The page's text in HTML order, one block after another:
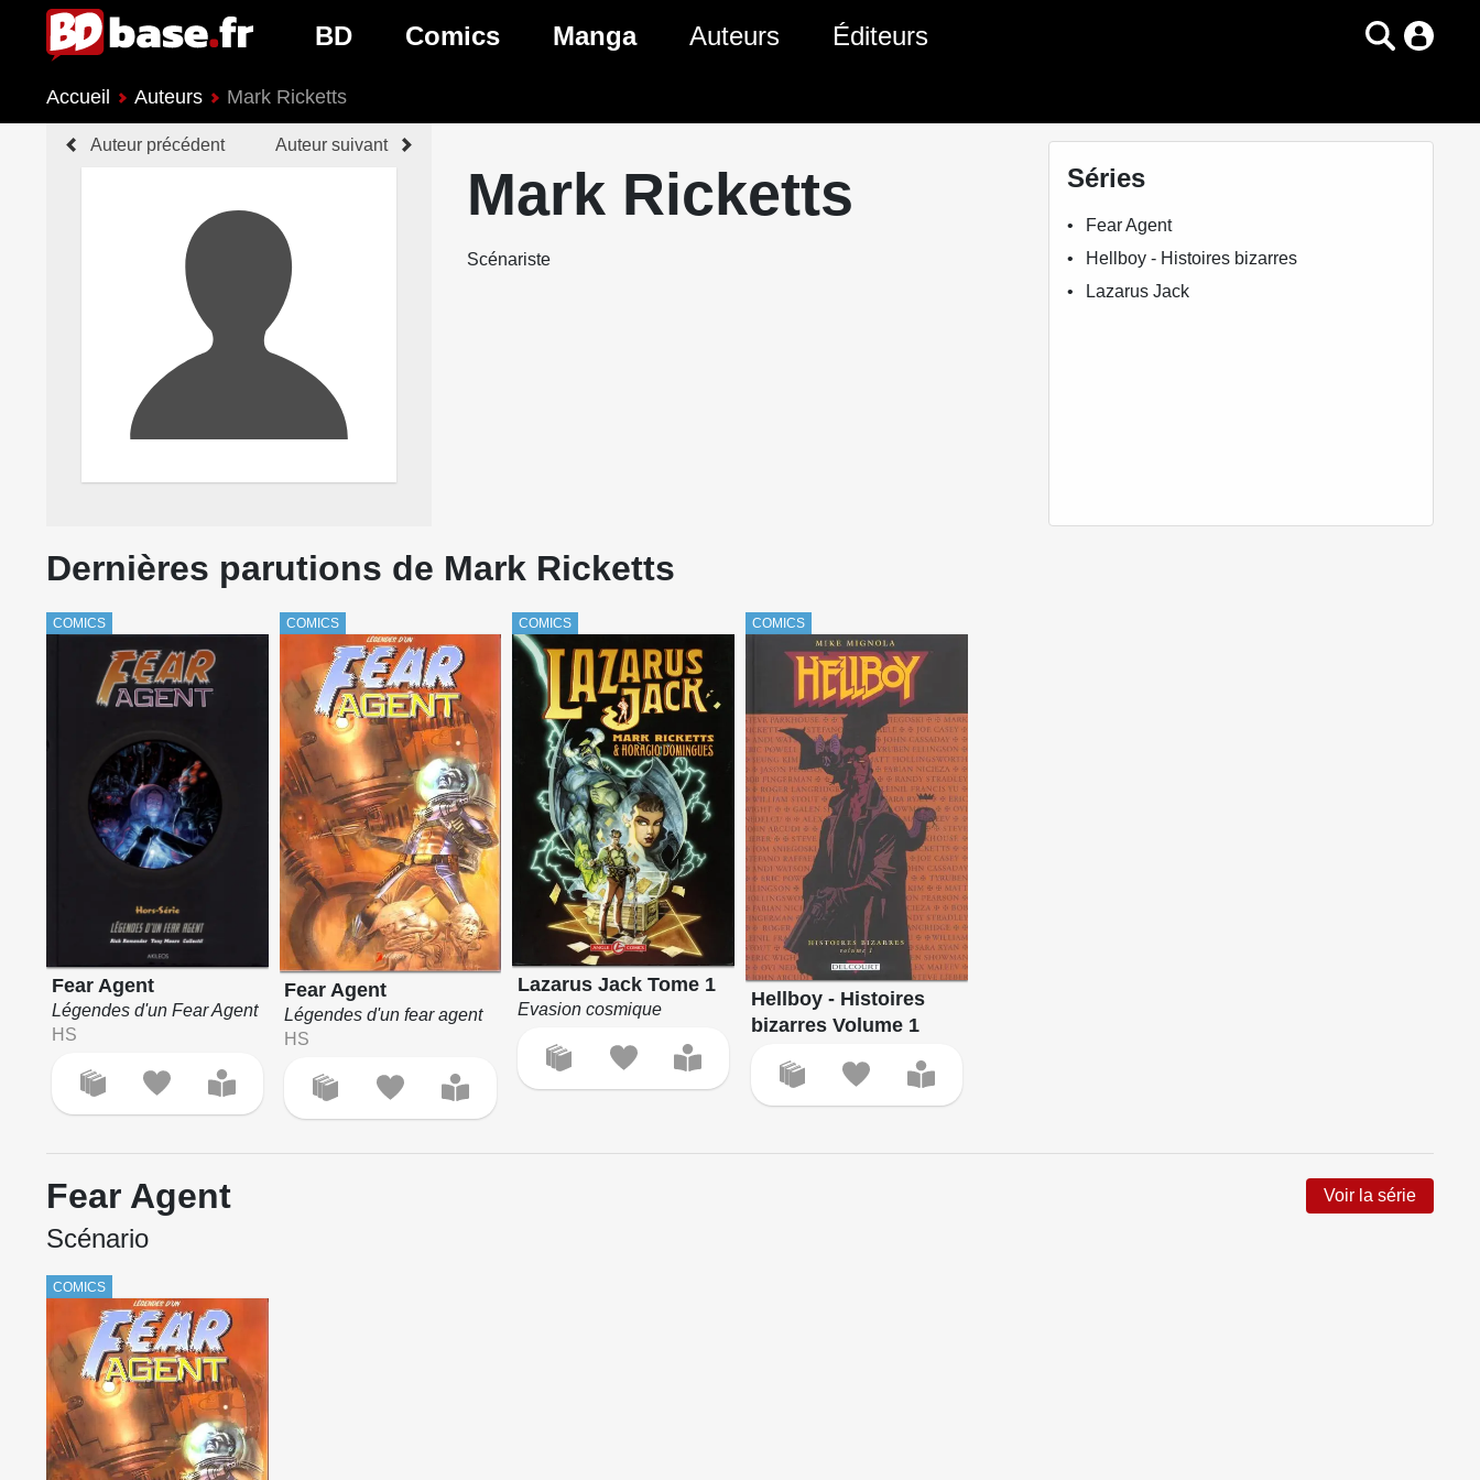
BD
Nouveautés BD
Prochaines sorties BD
Comics
Genres Comics
Manga
Genres Manga
Auteurs Éditeurs
Accueil Auteurs Mark Ricketts
Auteur précédent Auteur suivant
Mark Ricketts
Scénariste
Séries
Fear Agent
Hellboy - Histoires bizarres
Lazarus Jack
Dernières parutions de Mark Ricketts
COMICS
Fear Agent
Légendes d'un Fear Agent
HS
COMICS
Fear Agent
Légendes d'un fear agent
HS
COMICS
Lazarus Jack Tome 1
Evasion cosmique
COMICS
Hellboy - Histoires
bizarres Volume 1
Fear Agent Voir la série
Scénario
COMICS